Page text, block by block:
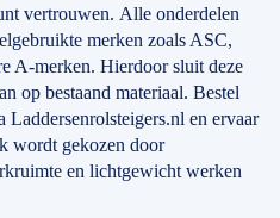
vertrouwen. Alle onderdelen
merken zoals ASC,
A-merken. Hierdoor sluit deze
op bestaand materiaal. Bestel
en ervaar
wordt gekozen door
en lichtgewicht werken